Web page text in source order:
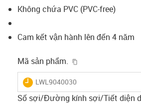
Không chứa PVC (PVC-free)
Cam kết vận hành lên đến 4 năm
Mã sản phẩm.
igus-icon-lieferzeit
LWL9040030
Số sợi/Đường kính sợi/Tiết diện